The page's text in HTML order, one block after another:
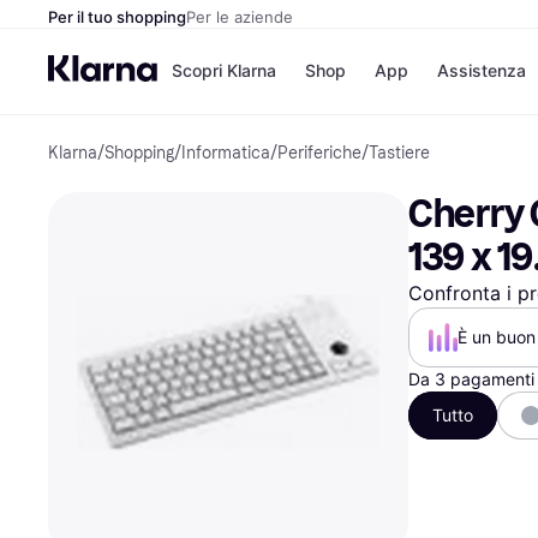
Per il tuo shoppingPer le aziende
Scopri Klarna
Opzioni di
Paga ora
Paga in 3 rate
Paga dopo 30 giorni
Finanziamento
Shop
Unieuro
Media
eBay
Zalando
Elenco negozi
App Assistenza
Klarna/Shopping/ Informatica/Periferiche/Tastiere
Cherry
139 x
Confronta i
È un
Da 3
Tutto